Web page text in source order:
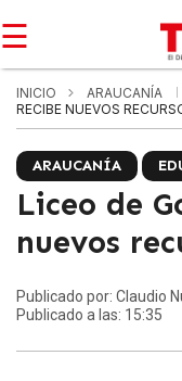
☰
INICIO ARAUCANÍA
RECIBE NUEVOS
ARAUCANÍA
Liceo de
nuevos
Publicado por: Claudio
Publicado a las: 15:35